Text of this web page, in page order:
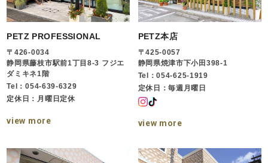
PETZ PROFESSIONAL
〒426-0034
静岡県藤枝市駅前1丁目8-3 フジエ
ダミキネ1階
Tel：054-639-6329
定休日：月曜日定休
view more
PETZ本店
〒425-0057
静岡県焼津市下小田398-1
Tel：054-625-1919
定休日：毎週月曜日
view more